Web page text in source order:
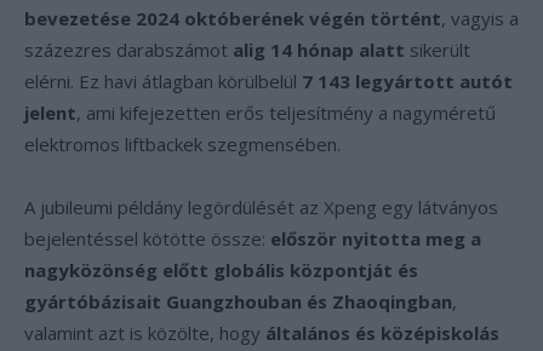
bevezetése 2024 októberének végén történt, vagyis a
százezres darabszámot alig 14 hónap alatt sikerült
elérni. Ez havi átlagban körülbelül 7 143 legyártott autót
jelent, ami kifejezetten erős teljesítmény a nagyméretű
elektromos liftbackek szegmensében.
A jubileumi példány legördülését az Xpeng egy látványos
bejelentéssel kötötte össze: először nyitotta meg a
nagyközönség előtt globális központját és
gyártóbázisait Guangzhouban és Zhaoqingban,
valamint azt is közölte, hogy általános és középiskolás